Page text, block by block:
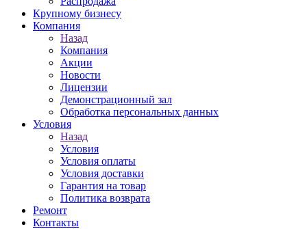
Крупному бизнесу
Компания
Назад
Компания
Акции
Новости
Лицензии
Демонстрационный зал
Обработка персональных данных
Условия
Назад
Условия
Условия оплаты
Условия доставки
Гарантия на товар
Политика возврата
Ремонт
Контакты